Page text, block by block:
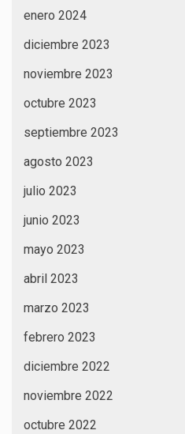
enero 2024
diciembre 2023
noviembre 2023
octubre 2023
septiembre 2023
agosto 2023
julio 2023
junio 2023
mayo 2023
abril 2023
marzo 2023
febrero 2023
diciembre 2022
noviembre 2022
octubre 2022